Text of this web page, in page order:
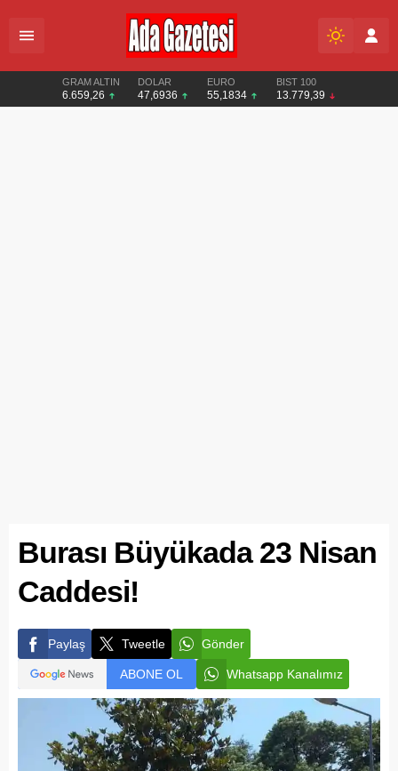
GRAM ALTIN
6.659,26
DOLAR
47,6936
EURO
55,1834
BIST 100
13.779,39
Burası Büyükada 23 Nisan
Caddesi!
Paylaş Tweetle Gönder
ABONE OL Whatsapp Kanalımız